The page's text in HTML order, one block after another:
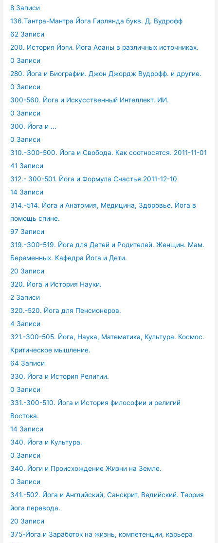
8 Записи
136.Тантра-Мантра Йога Гирлянда букв. Д. Вудрофф
62 Записи
200. История Йоги. Йога Асаны в различных источниках.
0 Записи
280. Йога и Биографии. Джон Джордж Вудрофф. и другие.
0 Записи
300-560. Йога и Искусственный Интеллект. ИИ.
0 Записи
300. Йога и ...
0 Записи
310.-300-500. Йога и Свобода. Как соотносятся. 2011-11-01
41 Записи
312.- 300-501. Йога и Формула Счастья.2011-12-10
14 Записи
314.-514. Йога и Анатомия, Медицина, Здоровье. Йога в
помощь спине.
97 Записи
319.-300-519. Йога для Детей и Родителей. Женщин. Мам.
Беременных. Кафедра Йога и Дети.
20 Записи
320. Йога и История Науки.
2 Записи
320.-520. Йога для Пенсионеров.
4 Записи
321.-300-505. Йога, Наука, Математика, Культура. Космос.
Критическое мышление.
64 Записи
330. Йога и История Религии.
0 Записи
331.-300-510. Йога и История философии и религий
Востока.
14 Записи
340. Йога и Культура.
0 Записи
340. Йоги и Происхождение Жизни на Земле.
0 Записи
341.-502. Йога и Английский, Санскрит, Ведийский. Теория
йога перевода.
20 Записи
375-Йога и Заработок на жизнь, компетенции, карьера